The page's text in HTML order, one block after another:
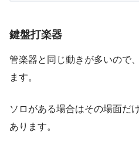
鍵盤打楽器
管楽器と同じ動きが多いので
ます。
ソロがある場合はその場面だ
あります。